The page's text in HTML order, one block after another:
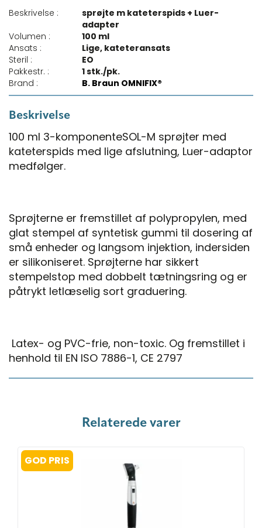
Beskrivelse :
sprøjte m kateterspids + Luer-
adapter
Volumen :
100 ml
Ansats :
Lige, kateteransats
Steril :
EO
Pakkestr. :
1 stk./pk.
Brand :
B. Braun OMNIFIX®
Beskrivelse
100 ml 3-komponenteSOL-M sprøjter med
kateterspids med lige afslutning, Luer-adaptor
medfølger.
Sprøjterne er fremstillet af polypropylen, med
glat stempel af syntetisk gummi til dosering af
små enheder og langsom injektion, indersiden
er silikoniseret. Sprøjterne har sikkert
stempelstop med dobbelt tætningsring og er
påtrykt letlæselig sort graduering.
Latex- og PVC-frie, non-toxic. Og fremstillet i
henhold til EN ISO 7886-1, CE 2797
Relaterede varer
GOD PRIS